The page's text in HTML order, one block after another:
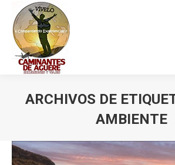
ARCHIVOS DE
AMBIENTE